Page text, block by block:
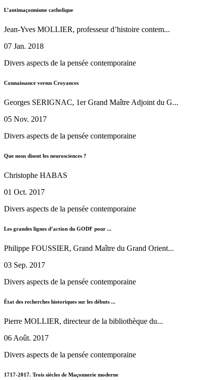
L’antimaçonnisme catholique
Jean-Yves MOLLIER, professeur d’histoire contem...
07 Jan. 2018
Divers aspects de la pensée contemporaine
Connaissance versus Croyances
Georges SERIGNAC, 1er Grand Maître Adjoint du G...
05 Nov. 2017
Divers aspects de la pensée contemporaine
Que nous disent les neurosciences ?
Christophe HABAS
01 Oct. 2017
Divers aspects de la pensée contemporaine
Les grandes lignes d’action du GODF pour ...
Philippe FOUSSIER, Grand Maître du Grand Orient...
03 Sep. 2017
Divers aspects de la pensée contemporaine
État des recherches historiques sur les débuts ...
Pierre MOLLIER, directeur de la bibliothèque du...
06 Août. 2017
Divers aspects de la pensée contemporaine
1717-2017. Trois siècles de Maçonnerie moderne